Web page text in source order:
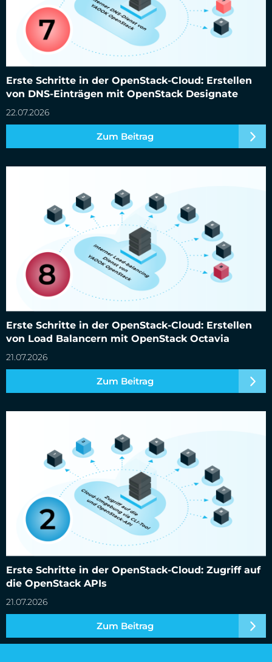
Erste Schritte in der OpenStack-Cloud: Erstellen
von DNS-Einträgen mit OpenStack Designate
22.07.2026
Zum Beitrag
Erste Schritte in der OpenStack-Cloud: Erstellen von DNS-
Einträgen mit OpenStack Designate
Erste Schritte in der OpenStack-Cloud: Erstellen
von Load Balancern mit OpenStack Octavia
21.07.2026
Zum Beitrag
Erste Schritte in der OpenStack-Cloud: Erstellen von Load
Balancern mit OpenStack Octavia
Erste Schritte in der OpenStack-Cloud: Zugriff auf
die OpenStack APIs
21.07.2026
Zum Beitrag
Erste Schritte in der OpenStack-Cloud: Zugriff auf die
OpenStack APIs